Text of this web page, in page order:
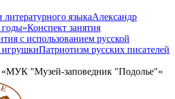
языкаАлександр
Конспект занятия
с использованием русской
игрушкиПатриотизм русских писателей
«МУК "Музей-заповедник "Подолье"»